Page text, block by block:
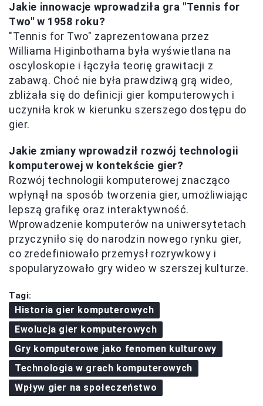
Jakie innowacje wprowadziła gra "Tennis for
Two" w 1958 roku?
"Tennis for Two" zaprezentowana przez
Williama Higinbothama była wyświetlana na
oscyloskopie i łączyła teorię grawitacji z
zabawą. Choć nie była prawdziwą grą wideo,
zbliżała się do definicji gier komputerowych i
uczyniła krok w kierunku szerszego dostępu do
gier.
Jakie zmiany wprowadził rozwój technologii
komputerowej w kontekście gier?
Rozwój technologii komputerowej znacząco
wpłynął na sposób tworzenia gier, umożliwiając
lepszą grafikę oraz interaktywność.
Wprowadzenie komputerów na uniwersytetach
przyczyniło się do narodzin nowego rynku gier,
co zredefiniowało przemysł rozrywkowy i
spopularyzowało gry wideo w szerszej kulturze.
Tagi:
Historia gier komputerowych
Ewolucja gier komputerowych
Gry komputerowe jako fenomen kulturowy
Technologia w grach komputerowych
Wpływ gier na społeczeństwo